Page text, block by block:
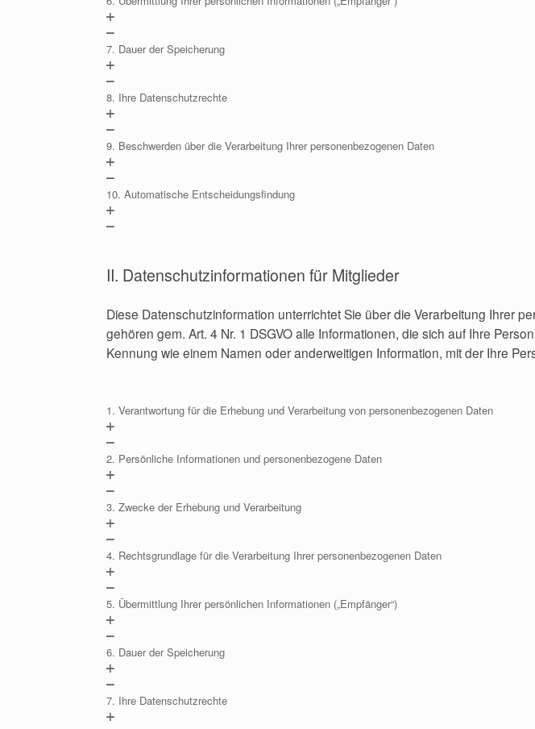
7. Dauer der Speicherung
8. Ihre Datenschutzrechte
9. Beschwerden über die Verarbeitung Ihrer personenbezogenen Daten
10. Automatische Entscheidungsfindung
II. Datenschutzinformationen für Mitglieder
Diese Datenschutzinformation unterrichtet Sie über die Verarbeitung Ihrer
gehören gem. Art. 4 Nr. 1 DSGVO alle Informationen, die sich auf Ihre
Kennung wie einem Namen oder anderweitigen Information, mit der Ihre
1. Verantwortung für die Erhebung und Verarbeitung von personenbezogenen Daten
2. Persönliche Informationen und personenbezogene Daten
3. Zwecke der Erhebung und Verarbeitung
4. Rechtsgrundlage für die Verarbeitung Ihrer personenbezogenen Daten
5. Übermittlung Ihrer persönlichen Informationen („Empfänger“)
6. Dauer der Speicherung
7. Ihre Datenschutzrechte